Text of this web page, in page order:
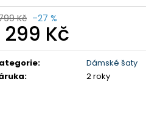
Kč –27 %
299 Kč
:
Dámské šaty
: 2 roky
PÁNSKÉ KRAŤASY GTS
990 Kč
Původně: